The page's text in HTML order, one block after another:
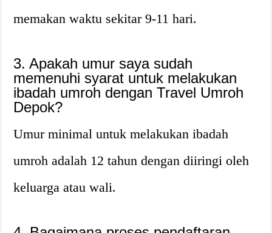
memakan waktu sekitar 9-11 hari.
3. Apakah umur saya sudah
memenuhi syarat untuk melakukan
ibadah umroh dengan Travel Umroh
Depok?
Umur minimal untuk melakukan ibadah
umroh adalah 12 tahun dengan diiringi oleh
keluarga atau wali.